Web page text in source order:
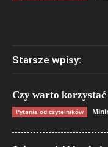
Starsze wpisy:
Czy warto
Pytania od czytelników